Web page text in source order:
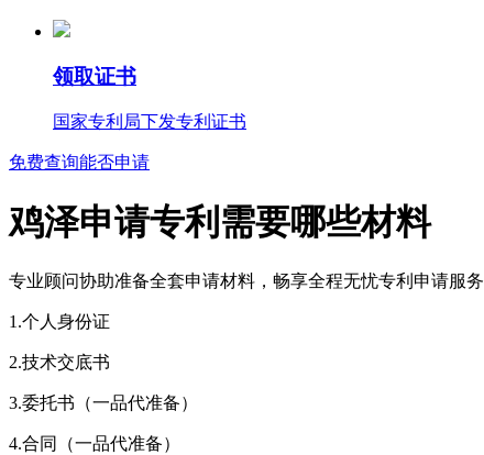
领取证书
国家专利局下发专利证书
免费查询能否申请
鸡泽申请专利需要哪些材料
专业顾问协助准备全套申请材料，畅享全程无忧专利申请服务
1.个人身份证
2.技术交底书
3.委托书（一品代准备）
4.合同（一品代准备）